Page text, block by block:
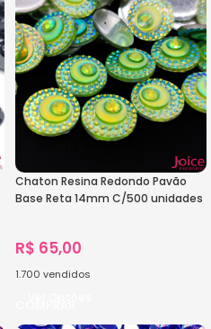
Chaton Resina Redondo Pavão
Base Reta 14mm C/500 unidades
R$ 65,00
1.700 vendidos